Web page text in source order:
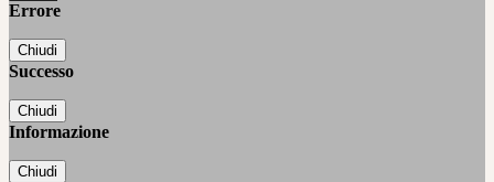
Errore
Chiudi
Successo
Chiudi
Informazione
Chiudi